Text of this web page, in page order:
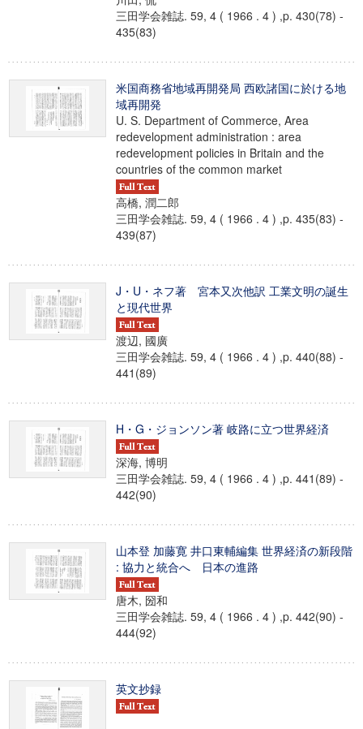
三田学会雑誌. 59, 4 ( 1966 . 4 ) ,p. 430(78) -
435(83)
米国商務省地域再開発局 西欧諸国に於ける地
域再開発
U. S. Department of Commerce, Area
redevelopment administration : area
redevelopment policies in Britain and the
countries of the common market
高橋, 潤二郎
三田学会雑誌. 59, 4 ( 1966 . 4 ) ,p. 435(83) -
439(87)
J・U・ネフ著 宮本又次他訳 工業文明の誕生
と現代世界
渡辺, 國廣
三田学会雑誌. 59, 4 ( 1966 . 4 ) ,p. 440(88) -
441(89)
H・G・ジョンソン著 岐路に立つ世界経済
深海, 博明
三田学会雑誌. 59, 4 ( 1966 . 4 ) ,p. 441(89) -
442(90)
山本登 加藤寛 井口東輔編集 世界経済の新段階
: 協力と統合へ 日本の進路
唐木, 圀和
三田学会雑誌. 59, 4 ( 1966 . 4 ) ,p. 442(90) -
444(92)
英文抄録